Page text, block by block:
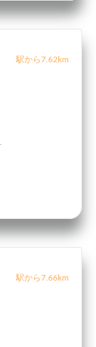
駅から7.62km
駅から7.66km